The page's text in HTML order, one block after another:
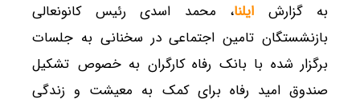
به گزارش ایلنا، محمد اسدی رئیس کانونعالی
بازنشستگان تامین اجتماعی در سخنانی به جلسات
برگزار شده با بانک رفاه کارگران به خصوص تشکیل
صندوق امید رفاه برای کمک به معیشت و زندگی